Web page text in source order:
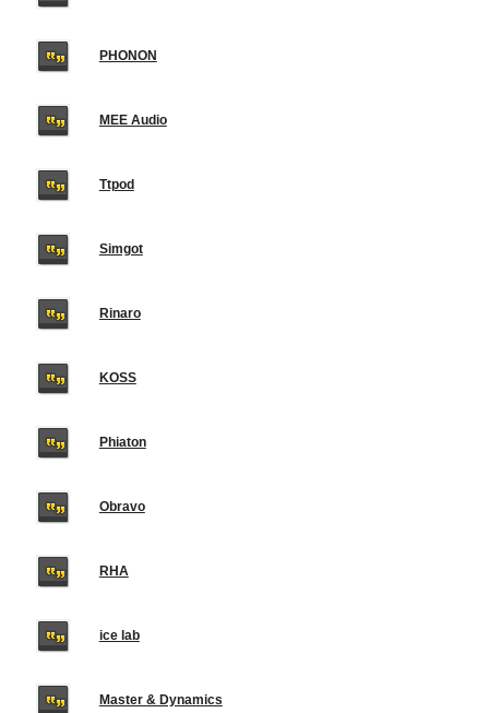
PHONON
MEE Audio
Ttpod
Simgot
Rinaro
KOSS
Phiaton
Obravo
RHA
ice lab
Master & Dynamics